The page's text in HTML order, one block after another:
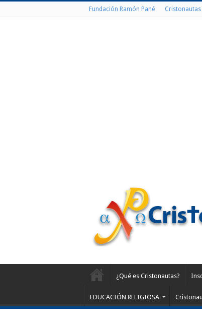
Fundación Ramón Pané
¿Qué es Cristonautas?
EDUCACIÓN RELIGIOSA